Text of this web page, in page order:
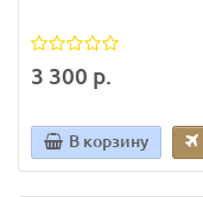
3 300 р.
В корзину